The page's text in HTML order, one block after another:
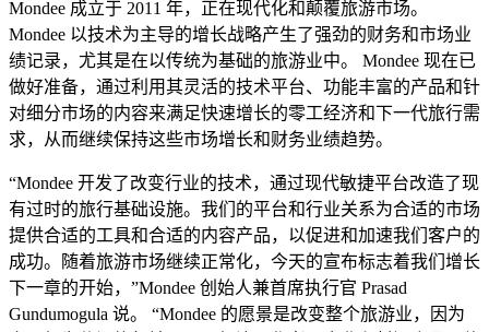
Mondee 成立于 2011 年，正在现代化和颠覆旅游市场。
Mondee 以技术为主导的增长战略产生了强劲的财务和市场业
绩记录，尤其是在以传统为基础的旅游业中。
Mondee 现在已
做好准备，通过利用其灵活的技术平台、功能丰富的产品和针
对细分市场的内容来满足快速增长的零工经济和下一代旅行需
求，从而继续保持这些市场增长和财务业绩趋势。
“Mondee 开发了改变行业的技术，通过现代敏捷平台改造了现
有过时的旅行基础设施。我们的平台和行业关系为合适的市场
提供合适的工具和合适的内容产品，以促进和加速我们客户的
成功。随着旅游市场继续正常化，今天的宣布标志着我们增长
下一章的开始，”Mondee 创始人兼首席执行官 Prasad
Gundumogula 说。 “Mondee 的愿景是改变整个旅游业，因为